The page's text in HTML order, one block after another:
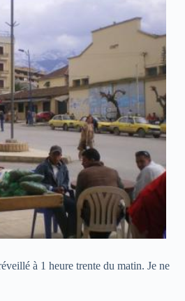
à 1 heure trente du matin. Je ne